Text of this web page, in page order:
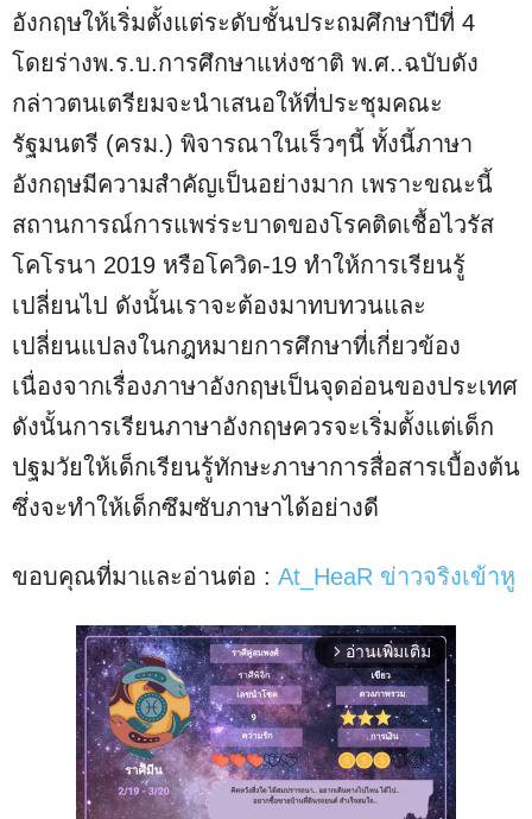
อังกฤษให้เริ่มตั้งแต่ระดับชั้นประถมศึกษาปีที่ 4
โดยร่างพ.ร.บ.การศึกษาแห่งชาติ พ.ศ..ฉบับดัง
กล่าวตนเตรียมจะนำเสนอให้ที่ประชุมคณะ
รัฐมนตรี (ครม.) พิจารณาในเร็วๆนี้ ทั้งนี้ภาษา
อังกฤษมีความสำคัญเป็นอย่างมาก เพราะขณะนี้
สถานการณ์การแพร่ระบาดของโรคติดเชื้อไวรัส
โคโรนา 2019 หรือโควิด-19 ทำให้การเรียนรู้
เปลี่ยนไป ดังนั้นเราจะต้องมาทบทวนและ
เปลี่ยนแปลงในกฎหมายการศึกษาที่เกี่ยวข้อง
เนื่องจากเรื่องภาษาอังกฤษเป็นจุดอ่อนของประเทศ
ดังนั้นการเรียนภาษาอังกฤษควรจะเริ่มตั้งแต่เด็ก
ปฐมวัยให้เด็กเรียนรู้ทักษะภาษาการสื่อสารเบื้องต้น
ซึ่งจะทำให้เด็กซึมซับภาษาได้อย่างดี
ขอบคุณที่มาและอ่านต่อ : At_HeaR ข่าวจริงเข้าหู
arrow_forward_ios อ่านเพิ่มเติม